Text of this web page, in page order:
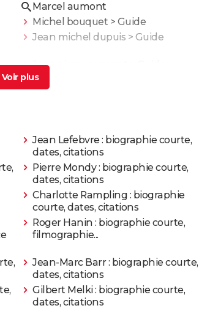
Rôle: Robert Prat
main
Rôle: Randoni
droite Rôle: Inconnu
Rôle: Alain Valentin
Marcel aumont
Michel bouquet > Guide
Jean michel dupuis > Guide
Jean pierre aumont
Jean Lefebvre : biographie courte,
dates, citations
Pierre Mondy : biographie courte,
dates, citations
Charlotte Rampling : biographie
courte, dates, citations
Roger Hanin : biographie courte,
filmographie...
Jean-Marc Barr : biographie courte,
dates, citations
Gilbert Melki : biographie courte,
dates, citations